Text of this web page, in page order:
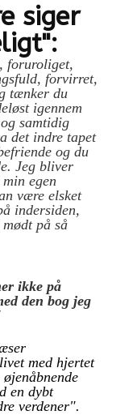
siger
foruroliget,
forvirret,
tænker du
igennem
samtidig
det indre tapet
og du
Jeg bliver
egen
være elsket
indersiden,
på så
ikke på
den bog jeg
med hjertet
en dybt
verdener".